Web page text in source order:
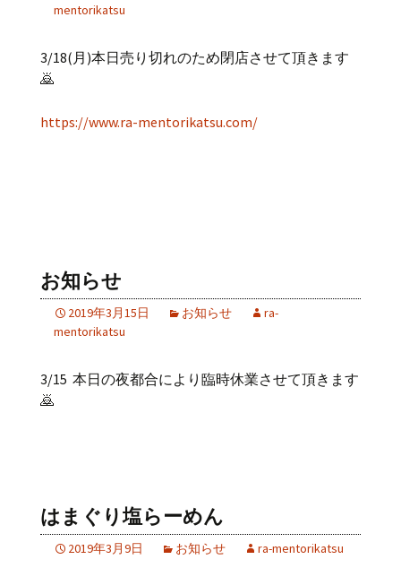
mentorikatsu
3/18(月)本日売り切れのため閉店させて頂きます
🙇
https://www.ra-mentorikatsu.com/
お知らせ
2019年3月15日 お知らせ
ra-
mentorikatsu
3/15 本日の夜都合により臨時休業させて頂きます
🙇
はまぐり塩らーめん
2019年3月9日 お知らせ ra-mentorikatsu